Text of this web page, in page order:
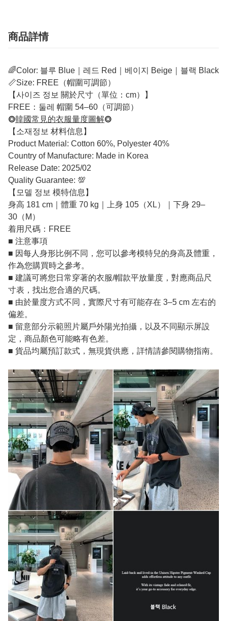
商品詳情
🌈Color: 블루 Blue｜레드 Red｜베이지 Beige｜블랙 Black
📏Size: FREE（帽圍可調節）
【사이즈 정보 關於尺寸（單位：cm）】
FREE：둘레 帽圍 54–60（可調節）
⭗韓國常見的衣服量度圖解⭗
【소재정보 材料信息】
Product Material: Cotton 60%, Polyester 40%
Country of Manufacture: Made in Korea
Release Date: 2025/02
Quality Guarantee: 💯
【모델 정보 模特信息】
身高 181 cm｜體重 70 kg｜上身 105（XL）｜下身 29–
30（M）
着用尺碼：FREE
■ 注意事項
■ 因每人身形比例不同，您可以參考模特兒的身高及體重，
作為您購買時之參考。
■ 建議可將您日常穿著的衣服/帽款平放量度，對應商品尺
寸表，找出您合適的尺碼。
■ 由於量度方式不同，實際尺寸有可能存在 3–5 cm 左右的
偏差。
■ 留意部分示範照片屬戶外陽光拍攝，以及不同顯示屏設
定，商品顏色可能略有色差。
■ 貨品均屬預訂款式，無現貨供應，詳情請參閱購物指南。